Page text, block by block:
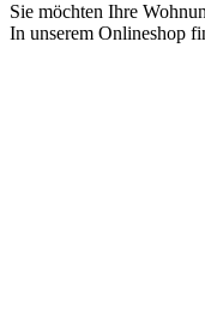
Sie möchten Ihre
In unserem Onlineshop